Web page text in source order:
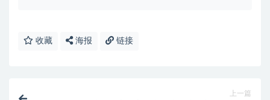
收藏 海报 链接
上一篇